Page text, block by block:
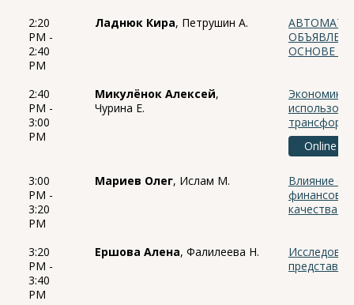
2:20
PM -
2:40
PM
Ладнюк Кира, Петрушин А.
ОСНОВЕ
2:40
PM -
3:00
PM
Микулёнок Алексей,
Чурина Е.
Online
3:00
PM -
3:20
PM
Мариев Олег, Ислам М.
Влияние
качества
3:20
PM -
3:40
PM
Ершова Алена, Фалилеева Н.